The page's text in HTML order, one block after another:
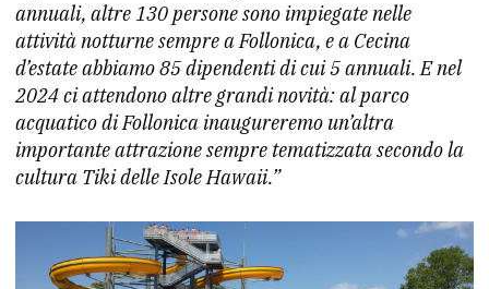
annuali, altre 130 persone sono impiegate nelle
attività notturne sempre a Follonica, e a Cecina
d’estate abbiamo 85 dipendenti di cui 5 annuali. E nel
2024 ci attendono altre grandi novità: al parco
acquatico di Follonica inaugureremo un’altra
importante attrazione sempre tematizzata secondo la
cultura Tiki delle Isole Hawaii.”